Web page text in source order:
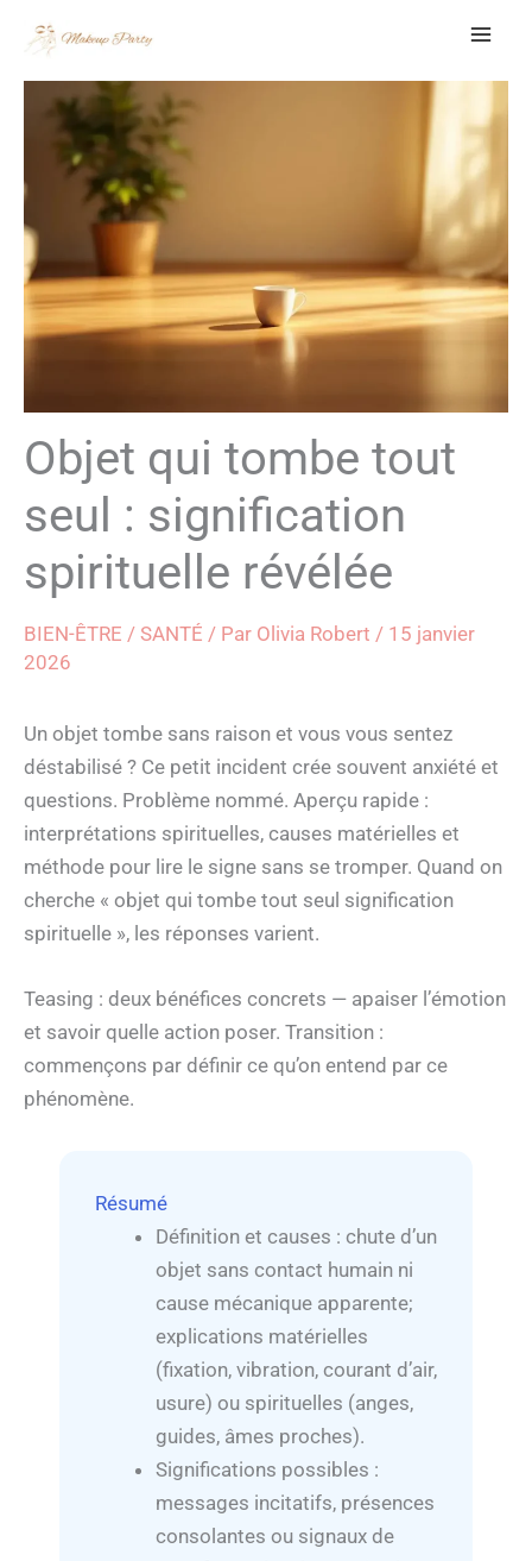
contenu
Objet qui tombe tout
seul : signification
spirituelle révélée
BIEN-ÊTRE / SANTÉ / Par Olivia Robert / 15 janvier
2026
Un objet tombe sans raison et vous vous sentez
déstabilisé ? Ce petit incident crée souvent anxiété et
questions. Problème nommé. Aperçu rapide :
interprétations spirituelles, causes matérielles et
méthode pour lire le signe sans se tromper. Quand on
cherche « objet qui tombe tout seul signification
spirituelle », les réponses varient.
Teasing : deux bénéfices concrets — apaiser l’émotion
et savoir quelle action poser. Transition :
commençons par définir ce qu’on entend par ce
phénomène.
Résumé
Définition et causes : chute d’un
objet sans contact humain ni
cause mécanique apparente;
explications matérielles
(fixation, vibration, courant d’air,
usure) ou spirituelles (anges,
guides, âmes proches).
Significations possibles :
messages incitatifs, présences
consolantes ou signaux de